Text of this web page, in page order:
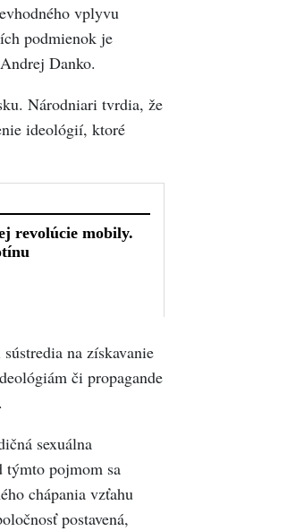
vplyvu
podmienok je
Danko.
Národniari tvrdia, že
ideológií, ktoré
na získavanie
či propagande
sexuálna
týmto pojmom sa
chápania vzťahu
postavená,